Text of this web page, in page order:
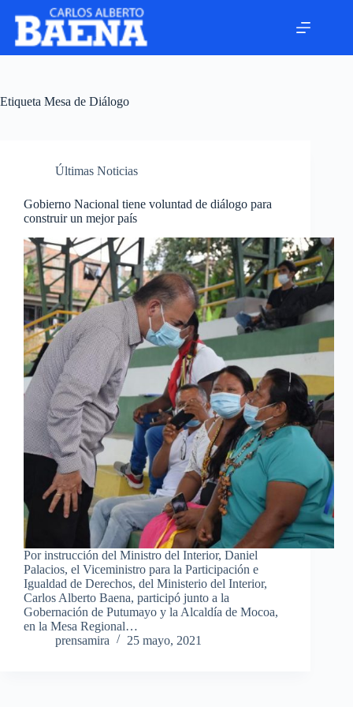
Etiqueta Mesa de Diálogo
Últimas Noticias
Gobierno Nacional tiene voluntad de diálogo para
construir un mejor país
Por instrucción del Ministro del Interior, Daniel
Palacios, el Viceministro para la Participación e
Igualdad de Derechos, del Ministerio del Interior,
Carlos Alberto Baena, participó junto a la
Gobernación de Putumayo y la Alcaldía de Mocoa,
en la Mesa Regional…
prensamira
25 mayo, 2021